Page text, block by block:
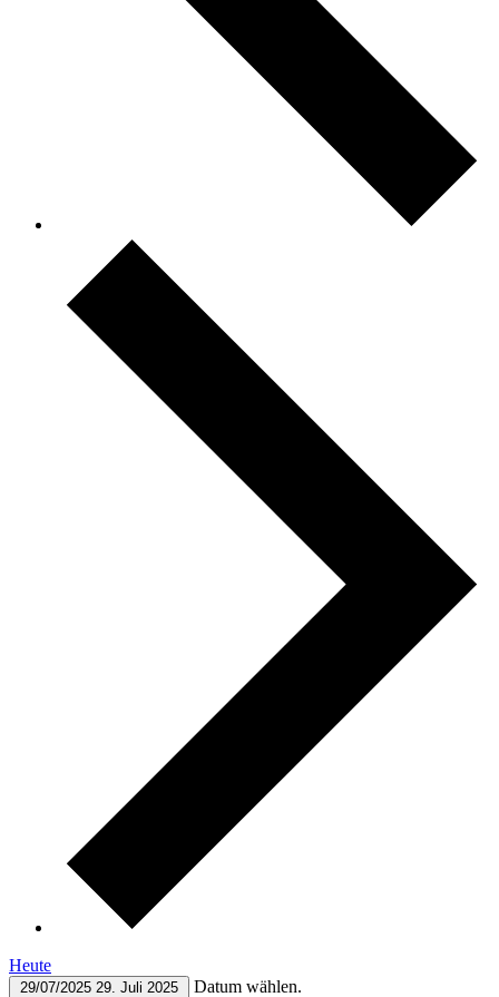
Heute
29/07/2025 29. Juli 2025 Datum wählen.